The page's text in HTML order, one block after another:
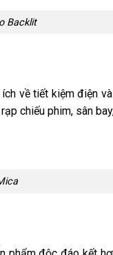
Backlit
về tiết kiệm điện
chiếu phim, sân